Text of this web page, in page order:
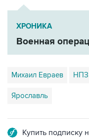
ХРОНИКА
Военная
Михаил Евраев НПЗ
Ярославль
Купить подписку